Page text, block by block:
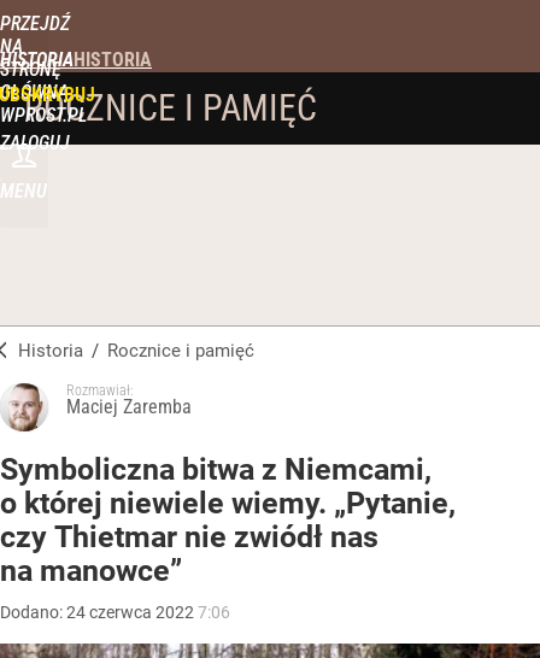
PRZEJDŹ
NA
STRONĘ
GŁÓWNĄ
WPROST.PL
HISTORIA
ZALOGUJ
MENU
ROCZNICE I PAMIĘĆ
Historia / Rocznice i pamięć
Rozmawiał:
Maciej Zaremba
Symboliczna bitwa z Niemcami,
o której niewiele wiemy. „Pytanie,
czy Thietmar nie zwiódł nas
na manowce”
Dodano:24czerwca 2022 7:06